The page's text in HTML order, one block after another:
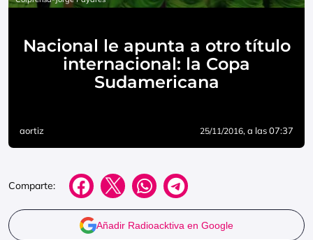
Nacional le apunta a otro título
internacional: la Copa
Sudamericana
aortiz 25/11/2016, a las 07:37
Comparte:
Añadir Radioacktiva en Google